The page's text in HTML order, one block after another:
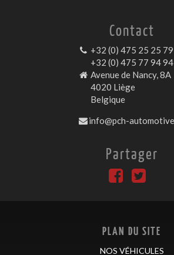
Contact
+32 (0) 475 25 25 79
+32 (0) 475 77 94 94
Avenue de Nancy, 8A
4020 Liège
Belgique
info@pch-
Partager
PLAN DU SITE
NOS VÉHICULES